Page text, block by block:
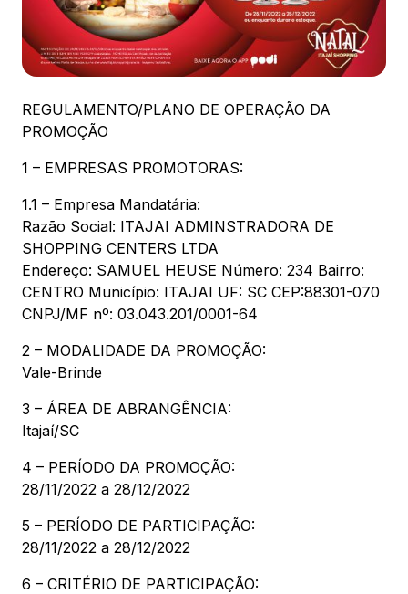
Ver local
(47) 3348-4609
Comodidades Eventos Cinema
REGULAMENTO/PLANO DE OPERAÇÃO DA
PROMOÇÃO
1 – EMPRESAS PROMOTORAS:
1.1 – Empresa Mandatária:
Razão Social: ITAJAI ADMINSTRADORA DE
SHOPPING CENTERS LTDA
Endereço: SAMUEL HEUSE Número: 234 Bairro:
CENTRO Município: ITAJAI UF: SC CEP:88301-070
CNPJ/MF nº: 03.043.201/0001-64
2 – MODALIDADE DA PROMOÇÃO:
Vale-Brinde
3 – ÁREA DE ABRANGÊNCIA:
Itajaí/SC
4 – PERÍODO DA PROMOÇÃO:
28/11/2022 a 28/12/2022
5 – PERÍODO DE PARTICIPAÇÃO:
28/11/2022 a 28/12/2022
6 – CRITÉRIO DE PARTICIPAÇÃO: